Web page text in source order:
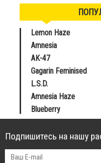
Lemon Haze
Amnesia
AK-47
Gagarin Feminised
L.S.D.
Amnesia Haze
Blueberry
Подпишитесь на нашу